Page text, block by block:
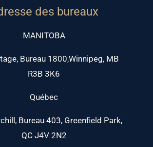
des bureaux
MANITOBA
Bureau 1800,Winnipeg, MB
R3B 3K6
Québec
Bureau 403, Greenfield Park,
QC J4V 2N2